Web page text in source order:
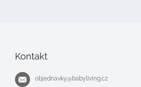
Kontakt
objednavky@babyliving.cz